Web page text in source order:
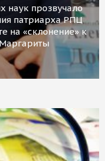
наук прозвучало
патриарха РПЦ
на «склонение» к